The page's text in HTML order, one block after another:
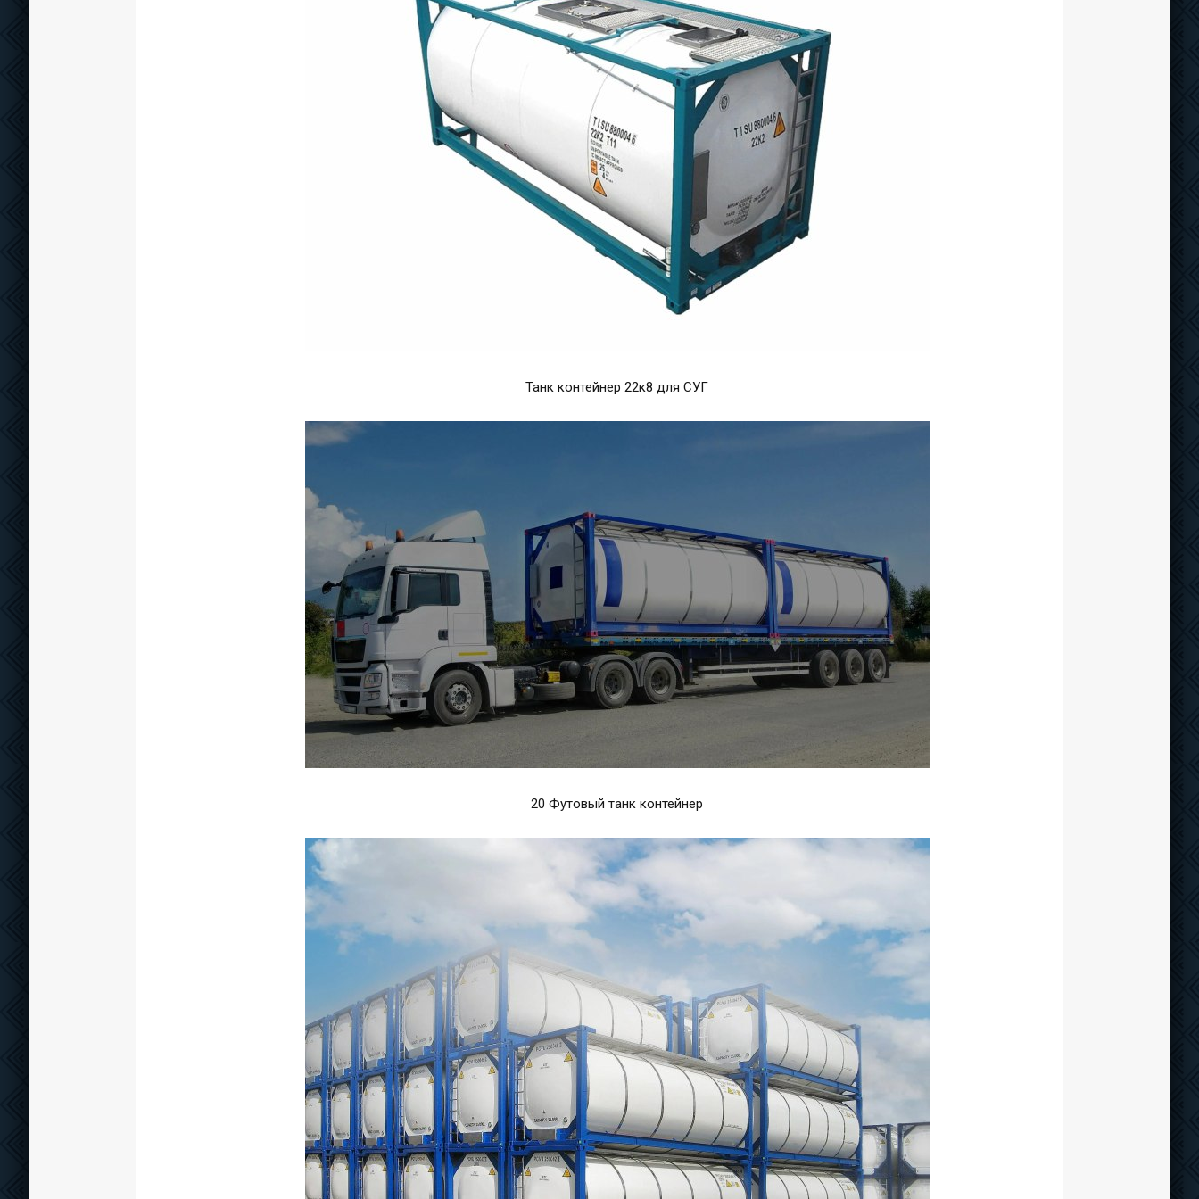
Танк контейнер 22к8 для СУГ
20 Футовый танк контейнер